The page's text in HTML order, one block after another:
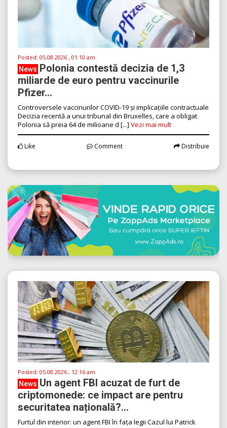
Posted: 05.08.2026 , 01:10 am
News Polonia contestă decizia de 1,3
miliarde de euro pentru vaccinurile
Pfizer...
Controversele vaccinurilor COVID-19 și implicațiile contractuale
Decizia recentă a unui tribunal din Bruxelles, care a obligat
Polonia să preia 64 de milioane d [...] Vezi mai mult
Like Comment Distribuie
Posted: 05.08.2026 , 12:16 am
News Un agent FBI acuzat de furt de
criptomonede: ce impact are pentru
securitatea națională?...
Furtul din interior: un agent FBI în fața legii Cazul lui Patrick